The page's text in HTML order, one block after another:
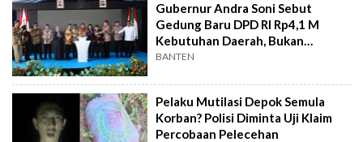
Gubernur Andra Soni Sebut
Gedung Baru DPD RI Rp4,1 M
Kebutuhan Daerah, Bukan
Senator
BANTEN
Pelaku Mutilasi Depok Semula
Korban? Polisi Diminta Uji Klaim
Percobaan Pelecehan